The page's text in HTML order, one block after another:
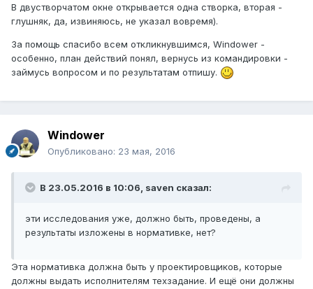
В двустворчатом окне открывается одна створка, вторая -
глушняк, да, извиняюсь, не указал вовремя).
За помощь спасибо всем откликнувшимся, Windower -
особенно, план действий понял, вернусь из командировки -
займусь вопросом и по результатам отпишу.
Windower
Опубликовано: 23 мая, 2016
В 23.05.2016 в 10:06, saven сказал:
эти исследования уже, должно быть, проведены, а
результаты изложены в нормативке, нет?
Эта нормативка должна быть у проектировщиков, которые
должны выдать исполнителям техзадание. И ещё они должны